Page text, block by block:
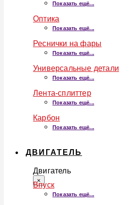
Показать ещё...
Оптика
Показать ещё...
Реснички на фары
Показать ещё...
Универсальные детали
Показать ещё...
Лента-сплиттер
Показать ещё...
Карбон
Показать ещё...
ДВИГАТЕЛЬ
Двигатель
×
Впуск
Показать ещё...